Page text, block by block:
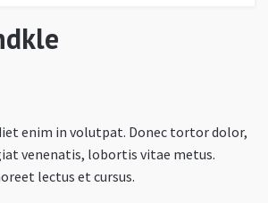
enim in volutpat. Donec tortor dolor,
venenatis, lobortis vitae metus.
lectus et cursus.